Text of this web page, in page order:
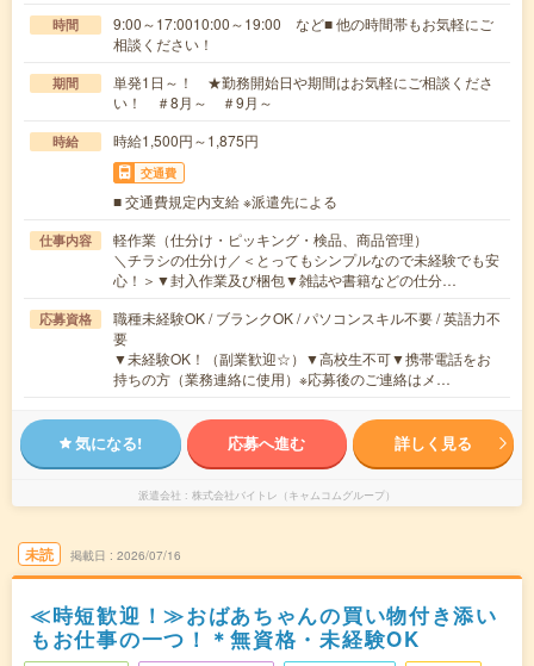
時間
9:00～17:0010:00～19:00 など■ 他の時間帯もお気軽にご
相談ください！
期間
単発1日～！ ★勤務開始日や期間はお気軽にご相談くださ
い！ ＃8月～ ＃9月～
時給 時給1,500円～1,875円
交通費
■ 交通費規定内支給 ※派遣先による
仕事内容
軽作業（仕分け・ピッキング・検品、商品管理）
＼チラシの仕分け／＜とってもシンプルなので未経験でも安
心！＞▼封入作業及び梱包▼雑誌や書籍などの仕分…
応募資格
職種未経験OK / ブランクOK / パソコンスキル不要 / 英語力不
要
▼未経験OK！（副業歓迎☆）▼高校生不可▼携帯電話をお
持ちの方（業務連絡に使用）※応募後のご連絡はメ…
気になる! 応募へ進む 詳しく見る
派遣会社 株式会社バイトレ（キャムコムグループ）
未読 掲載日 2026/07/16
≪時短歓迎！≫おばあちゃんの買い物付き添い
もお仕事の一つ！＊無資格・未経験OK